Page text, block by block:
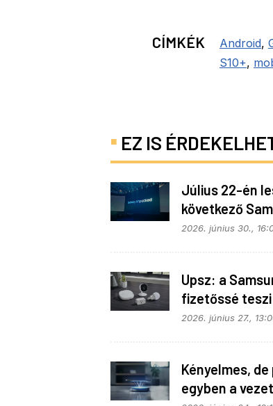
CÍMKÉK Android,
S10+,
EZ IS
Július 22-én
következő
Galaxy
2026. június 30.,
Upsz: a
fizetőssé teszi
SmartThings
2026. június 27.,
Kényelmes,
egyben a